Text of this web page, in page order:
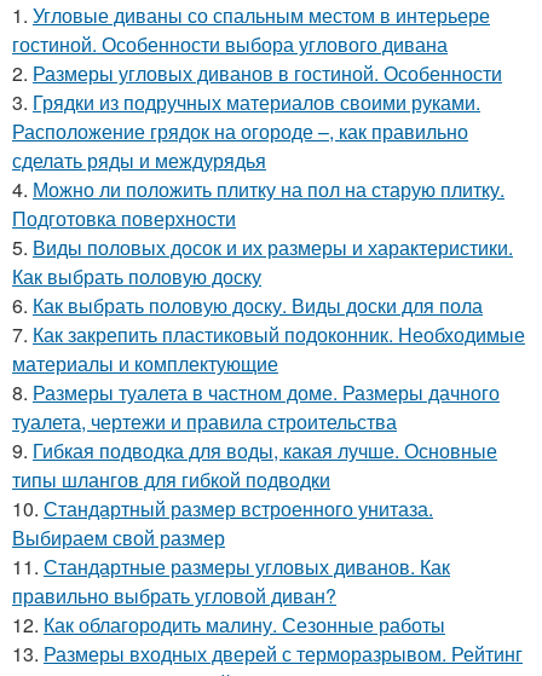
1. Угловые диваны со спальным местом в интерьере
гостиной. Особенности выбора углового дивана
2. Размеры угловых диванов в гостиной. Особенности
3. Грядки из подручных материалов своими руками.
Расположение грядок на огороде –, как правильно
сделать ряды и междурядья
4. Можно ли положить плитку на пол на старую плитку.
Подготовка поверхности
5. Виды половых досок и их размеры и характеристики.
Как выбрать половую доску
6. Как выбрать половую доску. Виды доски для пола
7. Как закрепить пластиковый подоконник. Необходимые
материалы и комплектующие
8. Размеры туалета в частном доме. Размеры дачного
туалета, чертежи и правила строительства
9. Гибкая подводка для воды, какая лучше. Основные
типы шлангов для гибкой подводки
10. Стандартный размер встроенного унитаза.
Выбираем свой размер
11. Стандартные размеры угловых диванов. Как
правильно выбрать угловой диван?
12. Как облагородить малину. Сезонные работы
13. Размеры входных дверей с терморазрывом. Рейтинг